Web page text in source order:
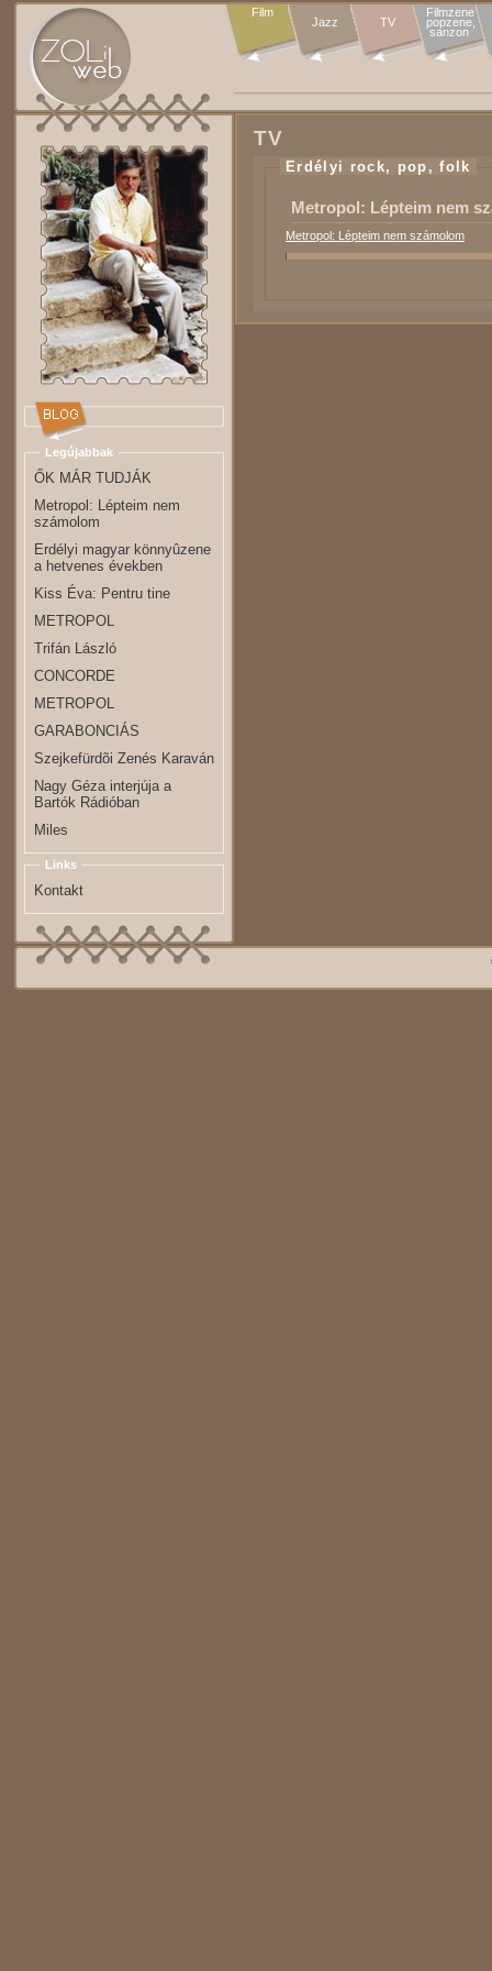
Film
Jazz TV
Filmzene
popzene,
sanzon
TV
Erdélyi rock, pop, folk
Metropol: Lépteim nem
Metropol: Lépteim nem számolom
Legújabbak
ŐK MÁR TUDJÁK
Metropol: Lépteim nem
számolom
Erdélyi magyar könnyûzene
a hetvenes években
Kiss Éva: Pentru tine
METROPOL
Trifán László
CONCORDE
METROPOL
GARABONCIÁS
Szejkefürdõi Zenés Karaván
Nagy Géza interjúja a
Bartók Rádióban
Miles
Links
Kontakt